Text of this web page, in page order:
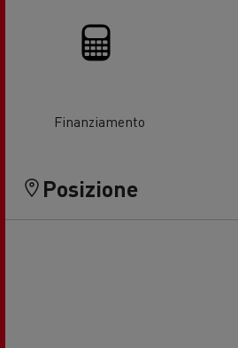
Finanziamento
Posizione